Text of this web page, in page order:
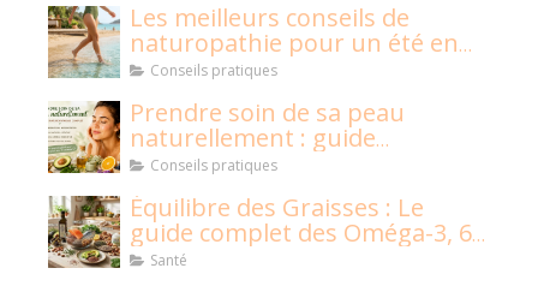
Les meilleurs conseils de
naturopathie pour un été en
pleine santé !
Conseils pratiques
Prendre soin de sa peau
naturellement : guide
naturopathique
Conseils pratiques
Équilibre des Graisses : Le
guide complet des Oméga-3, 6,
9 et graisses saturées
Santé